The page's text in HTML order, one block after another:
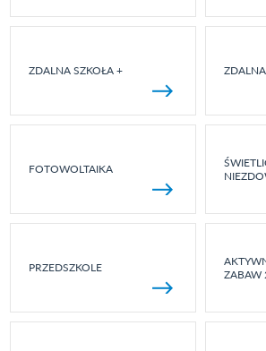
ZDALNA SZKOŁA +
FOTOWOLTAIKA
PRZEDSZKOLE
ZABAW